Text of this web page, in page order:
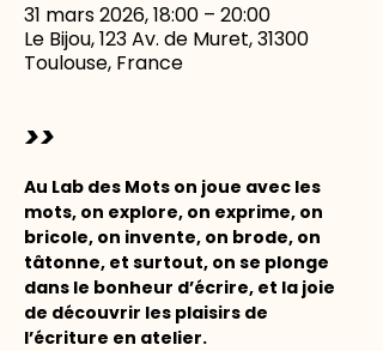
31 mars 2026, 18:00 – 20:00
Le Bijou, 123 Av. de Muret, 31300
Toulouse, France
>>
Au Lab des Mots on joue avec les
mots, on explore, on exprime, on
bricole, on invente, on brode, on
tâtonne, et surtout, on se plonge
dans le bonheur d’écrire, et la joie
de découvrir les plaisirs de
l’écriture en atelier.